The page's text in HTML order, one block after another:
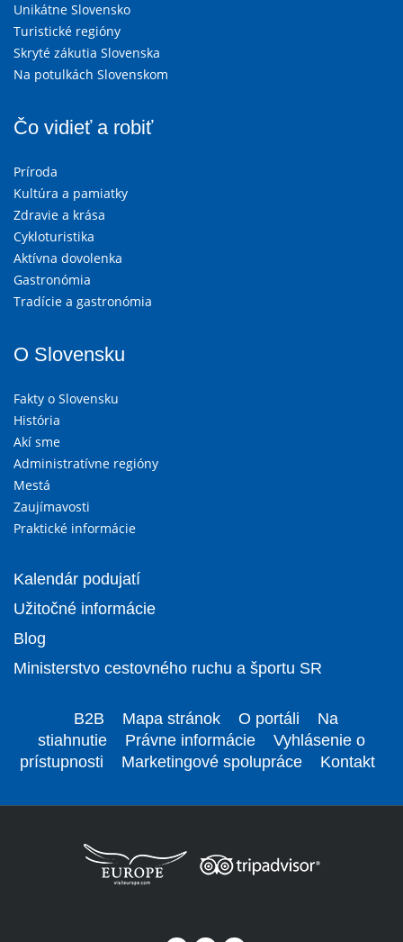
Unikátne Slovensko
Turistické regióny
Skryté zákutia Slovenska
Na potulkách Slovenskom
Čo vidieť a robiť
Príroda
Kultúra a pamiatky
Zdravie a krása
Cykloturistika
Aktívna dovolenka
Gastronómia
Tradície a gastronómia
O Slovensku
Fakty o Slovensku
História
Akí sme
Administratívne regióny
Mestá
Zaujímavosti
Praktické informácie
Kalendár podujatí
Užitočné informácie
Blog
Ministerstvo cestovného ruchu a športu SR
B2B Mapa stránok O portáli
Na
stiahnutie
Právne informácie
Vyhlásenie o
prístupnosti
Marketingové spolupráce Kontakt